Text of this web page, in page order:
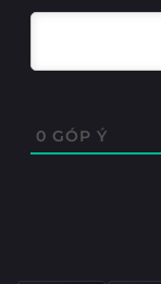
0 GÓP Ý